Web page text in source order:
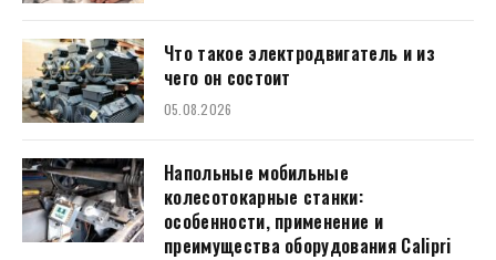
Что такое электродвигатель и из
чего он состоит
05.08.2026
Напольные мобильные
колесотокарные станки:
особенности, применение и
преимущества оборудования Calipri